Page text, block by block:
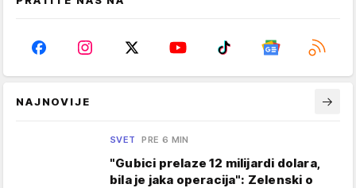
NAJNOVIJE
SVET PRE 6 MIN
"Gubici prelaze 12 milijardi dolara,
bila je jaka operacija": Zelenski o